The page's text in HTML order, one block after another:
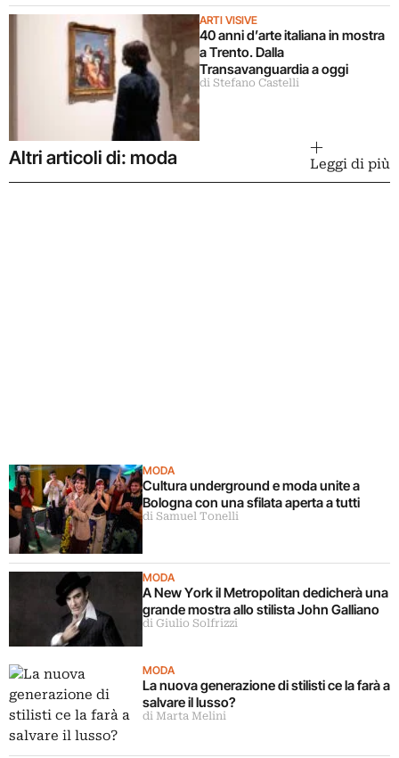
ARTI VISIVE
40 anni d’arte italiana in mostra
a Trento. Dalla
Transavanguardia a oggi
di Stefano Castelli
Altri articoli di: moda Leggi di più
MODA
Cultura underground e moda unite a
Bologna con una sfilata aperta a tutti
di Samuel Tonelli
MODA
A New York il Metropolitan dedicherà una
grande mostra allo stilista John Galliano
di Giulio Solfrizzi
MODA
La nuova generazione di stilisti ce la farà a
salvare il lusso?
di Marta Melini